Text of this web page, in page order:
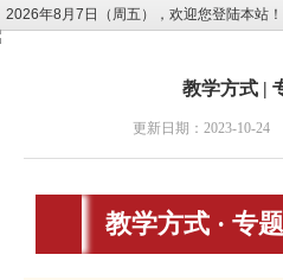
2026年8月7日（周五），欢迎您登陆本站！
教学方式 |
更新日期：2023-10-24
教学方式 · 专